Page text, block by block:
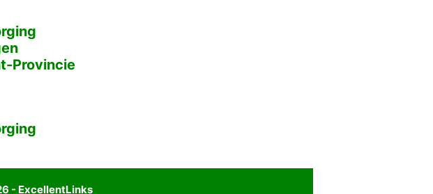
Provincie
- ExcellentLinks